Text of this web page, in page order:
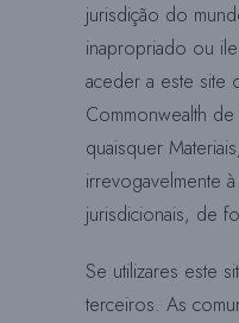
jurisdição do
inapropriado ou
aceder a este site
Commonwealth
quaisquer
irrevogavelmente
jurisdicionais, de
Se utilizares este
terceiros. As